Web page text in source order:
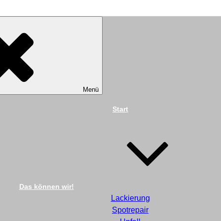
DIEKMANN
Menü
Start
Das können wir!
Lackierung
Spotrepair